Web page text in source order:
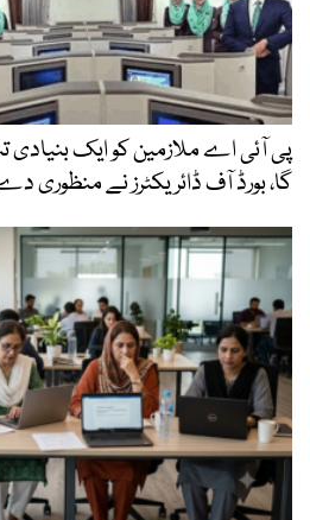
پی آئی اے ملازمین کو ایک بنیادی
گا، بورڈ آف ڈائریکٹرز نے منظوری